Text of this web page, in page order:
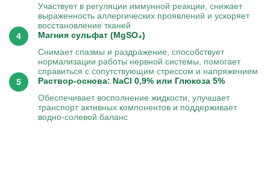
Участвует в регуляции иммунной реакции, снижает
выраженность аллергических проявлений и ускоряет
восстановление тканей
Магния сульфат (MgSO₄)
Снимает спазмы и раздражение, способствует
нормализации работы нервной системы, помогает
справиться с сопутствующим стрессом и напряжением
Раствор-основа: NaCl 0,9% или Глюкоза 5%
Обеспечивает восполнение жидкости, улучшает
транспорт активных компонентов и поддерживает
водно-солевой баланс